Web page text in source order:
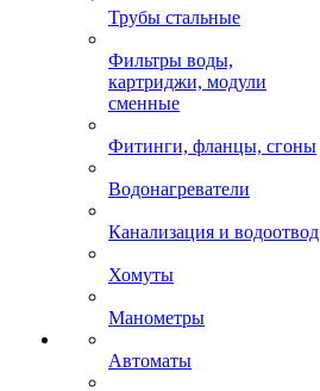
Трубы стальные
Фильтры воды,
картриджи, модули
сменные
Фитинги, фланцы, сгоны
Водонагреватели
Канализация и водоотвод
Хомуты
Манометры
Автоматы